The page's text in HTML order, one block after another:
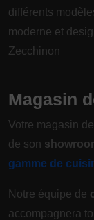
différents
moderne et
Zecchinon
Magasin
Votre magasin de
de son
gamme de
Notre équipe de
accompagnera